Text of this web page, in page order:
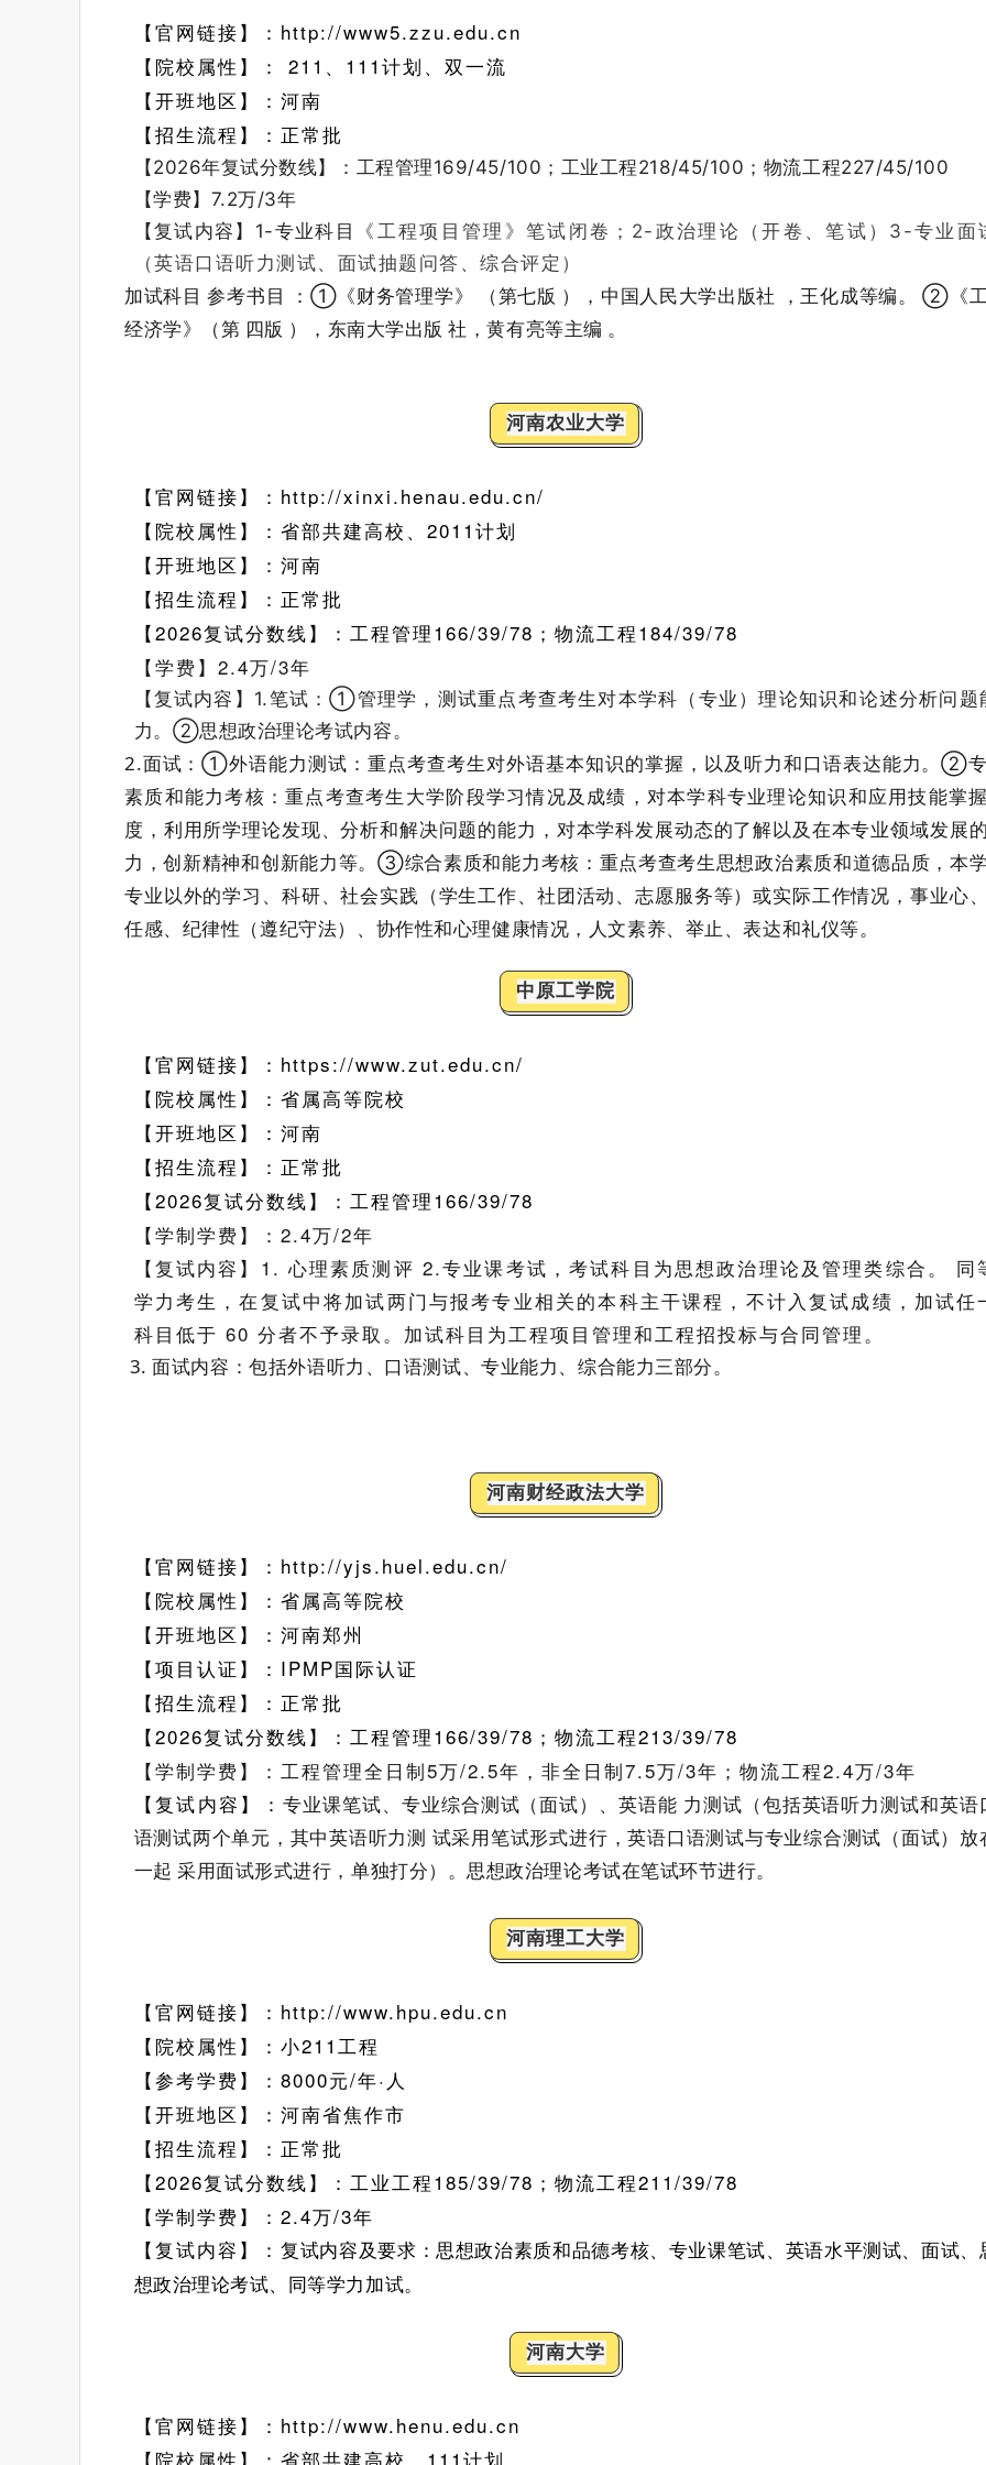
【官网链接】： http://www5.zzu.edu.cn
【院校属性】： 211 、 111计划 、 双一流
【开班地区】：河南
【招生流程】：正常批
【2026年复试分数线】：工程管理169/45/100 ；工业工程218/45/100；物流工程227/45/100
【学费】7.2万/3年
【复试内容】1-专业科目
《工程项目管理》笔试闭卷；2-政治理论（开卷、笔试）3-专业面
（英语口语听力测试、面试抽题问答、综合评定）
加试科目 参考书目 ：①《财务管理学》 （第七版 ），中国人民大学出版社 ，王化成等编。 ②《
经济学》（第 四版 ），东南大学出版 社，黄有亮等主编 。
河南农业大学
【官网链接】： http://xinxi.henau.edu.cn/
【院校属性】：省部共建高校、2011计划
【开班地区】：河南
【招生流程】：正常批
【2026复试分数线】：工程管理166/39/78；物流工程184/39/78
【学费】2.4万/3年
【复试内容】1.笔试：①管理学，测试重点考查考生对本学科（专业）理论知识和论述分析问题
力。②思想政治理论考试内容。
2.面试：①外语能力测试：重点考查考生对外语基本知识的掌握，以及听力和口语表达能力。②
素质和能力考核：重点考查考生大学阶段学习情况及成绩，对本学科专业理论知识和应用技能掌
度，利用所学理论发现、分析和解决问题的能力，对本学科发展动态的了解以及在本专业领域发展
力，创新精神和创新能力等。③综合素质和能力考核：重点考查考生思想政治素质和道德品质，本
专业以外的学习、科研、社会实践（学生工作、社团活动、志愿服务等）或实际工作情况，事业心
任感、纪律性（遵纪守法）、协作性和心理健康情况，人文素养、举止、表达和礼仪等。
中原工学院
【官网链接】：https://www.zut.edu.cn/
【院校属性】：省属高等院校
【开班地区】：河南
【招生流程】：正常批
【2026复试分数线】：工程管理166/39/78
【学制学费】：2.4万/2年
【复试内容】1. 心理素质测评 2.专业课考试，考试科目为思想政治理论及管理类综合。 同
学力考生，在复试中将加试两门与报考专业相关的本科主干课程，不计入复试成绩，加试任
科目低于 60 分者不予录取。加试科目为工程项目管理和工程招投标与合同管理。
3. 面试内容：包括外语听力、口语测试、专业能力、综合能力三部分。
河南财经政法大学
【官网链接】： http://yjs.huel.edu.cn/
【院校属性】：省属高等院校
【开班地区】：河南郑州
【项目认证】： IPMP国际认证
【招生流程】：正常批
【2026复试分数线】：工程管理166/39/78；物流工程213/39/78
【学制学费】：工程管理全日制5万/2.5年，非全日制7.5万/3年；物流工程2.4万/3年
【复试内容】：专业课笔试、专业综合测试（面试）、英语能 力测试（包括英语听力测试和英语
语测试两个单元，其中英语听力测 试采用笔试形式进行，英语口语测试与专业综合测试（面试）放
一起 采用面试形式进行，单独打分）。思想政治理论考试在笔试环节进行。
河南理工大学
【官网链接】： http://www.hpu.edu.cn
【院校属性】：小211工程
【参考学费】：8000元/年·人
【开班地区】：河南省焦作市
【招生流程】：正常批
【2026复试分数线】：工业工程185/39/78 ；物流工程211/39/78
【学制学费】：2.4万/3年
【复试内容】：复试内容及要求：思想政治素质和品德考核、专业课笔试、英语水平测试、面试、
想政治理论考试、同等学力加试。
河南大学
【官网链接】： http://www.henu.edu.cn
【院校属性】：省部共建高校、111计划